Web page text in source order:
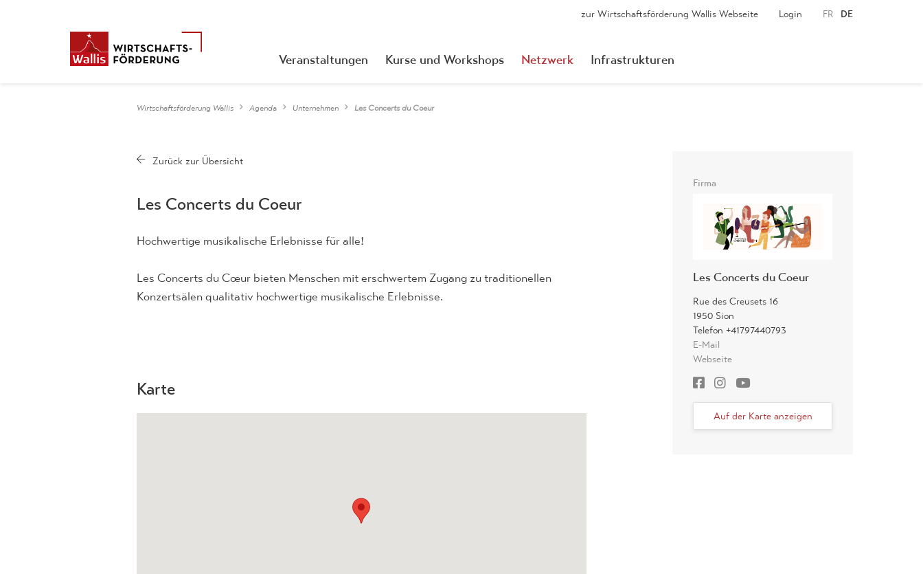
FR DE
Login
zur Wirtschaftsförderung Wallis Webseite
Veranstaltungen Kurse und Workshops Netzwerk Infrastrukturen
Wirtschaftsförderung Wallis Agenda Unternehmen Les Concerts du Coeur
Les Concerts du Coeur
Hochwertige musikalische Erlebnisse für alle!
Les Concerts du Cœur bieten Menschen mit erschwertem Zugang zu traditionellen
Konzertsälen qualitativ hochwertige musikalische Erlebnisse.
Karte
Firma
Les Concerts du Coeur
Rue des Creusets 16
1950 Sion
Telefon +41797440793
E-Mail
Webseite
Auf der Karte anzeigen